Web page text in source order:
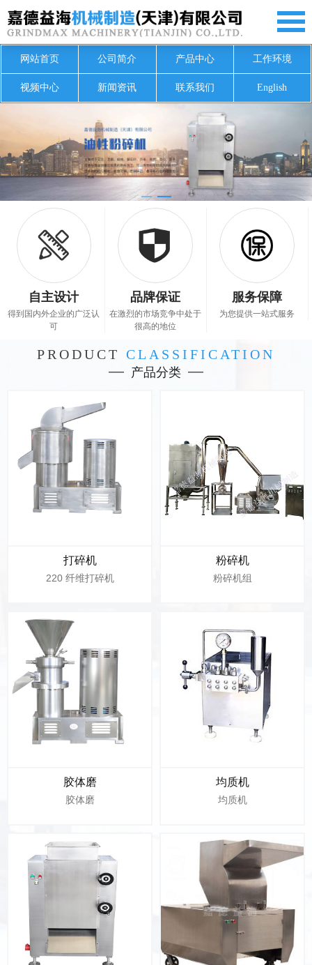
网站首页 公司简介 产品中心 工作环境
视频中心 新闻资讯 联系我们 English
自主设计
得到国内外企业的广泛认
可
品牌保证
在激烈的市场竞争中处于
很高的地位
服务保障
为您提供一站式服务
PRODUCT CLASSIFICATION
产品分类
打碎机
220 纤维打碎机
粉碎机
粉碎机组
胶体磨
胶体磨
均质机
均质机